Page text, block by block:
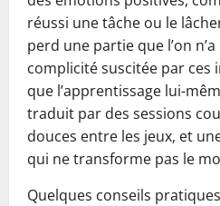
réussi une tâche ou le
perd une partie que l’on
complicité suscitée par ces
que l’apprentissage lui-
traduit par des sessions
douces entre les jeux, et
qui ne transforme pas le
Quelques conseils